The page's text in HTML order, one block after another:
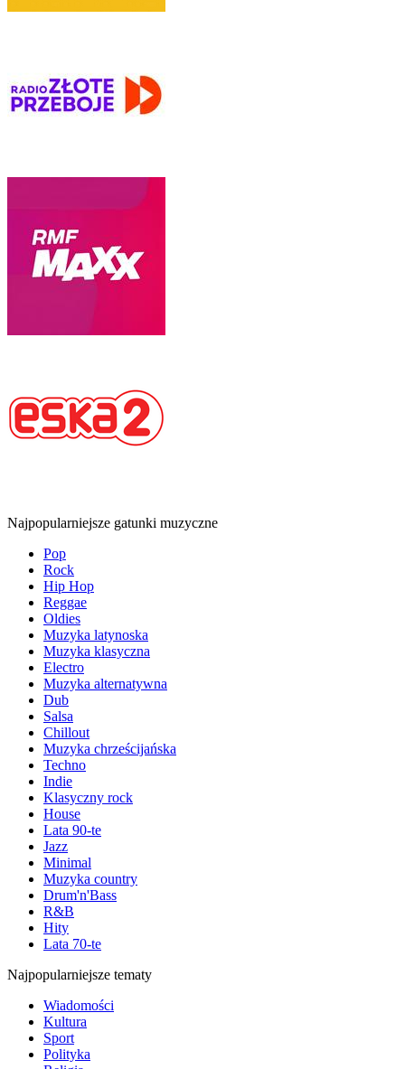
Najpopularniejsze gatunki muzyczne
Pop
Rock
Hip Hop
Reggae
Oldies
Muzyka latynoska
Muzyka klasyczna
Electro
Muzyka alternatywna
Dub
Salsa
Chillout
Muzyka chrześcijańska
Techno
Indie
Klasyczny rock
House
Lata 90-te
Jazz
Minimal
Muzyka country
Drum'n'Bass
R&B
Hity
Lata 70-te
Najpopularniejsze tematy
Wiadomości
Kultura
Sport
Polityka